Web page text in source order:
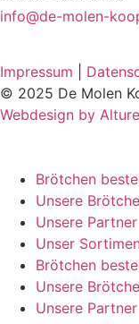
info@de-molen-
Impressum
© 2025 De Molen
Webdesign by Alture
Brötchen
Unsere
Unsere Partner
Unser
Brötchen
Unsere
Unsere Partner